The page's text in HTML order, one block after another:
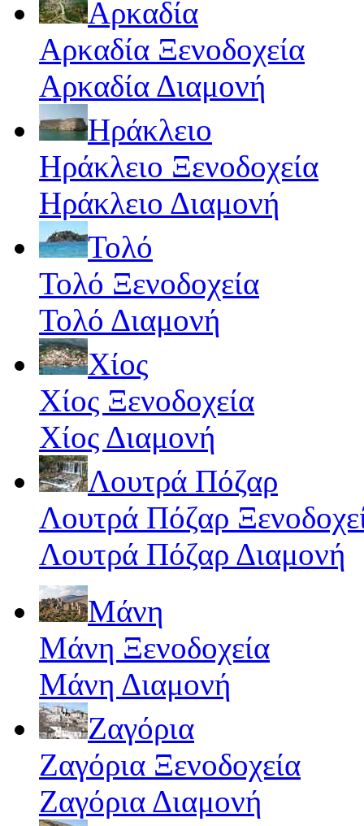
Αρκαδία
Αρκαδία Ξενοδοχεία
Αρκαδία Διαμονή
Ηράκλειο
Ηράκλειο Ξενοδοχεία
Ηράκλειο Διαμονή
Τολό
Τολό Ξενοδοχεία
Τολό Διαμονή
Χίος
Χίος Ξενοδοχεία
Χίος Διαμονή
Λουτρά Πόζαρ
Λουτρά Πόζαρ
Λουτρά Πόζαρ Διαμονή
Μάνη
Μάνη Ξενοδοχεία
Μάνη Διαμονή
Ζαγόρια
Ζαγόρια Ξενοδοχεία
Ζαγόρια Διαμονή